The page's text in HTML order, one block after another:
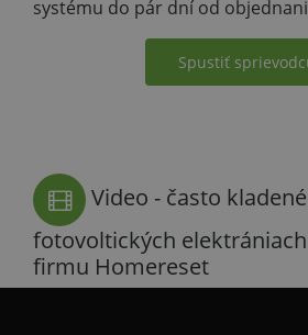
systému do pár dní od
Spustiť
Video - často
fotovoltických
firmu Homereset